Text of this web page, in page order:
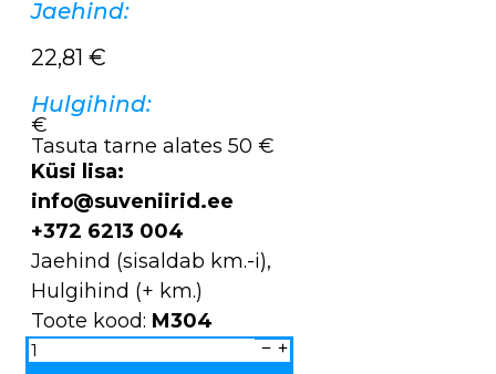
Jaehind:
22,81 €
Hulgihind:
€
Tasuta tarne alates 50 €
Küsi lisa:
info@suveniirid.ee
+372 6213 004
Jaehind (sisaldab km.-i),
Hulgihind (+ km.)
Toote kood: M304
Keraamiline
küünlahoidja
majakas